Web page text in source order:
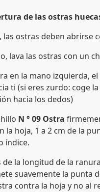
de las ostras
las ostras deben abrirse
lava las ostras con un
en la mano izquierda,
ti (si eres zurdo: coge
hacia los dedos)
N ° 09 Ostra
la hoja, 1 a 2 cm de la
índice.
de la longitud de la
suavemente la punta
contra la hoja y no al